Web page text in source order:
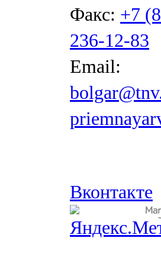
Факс: +7
236-12-83
Email:
Вконтакте